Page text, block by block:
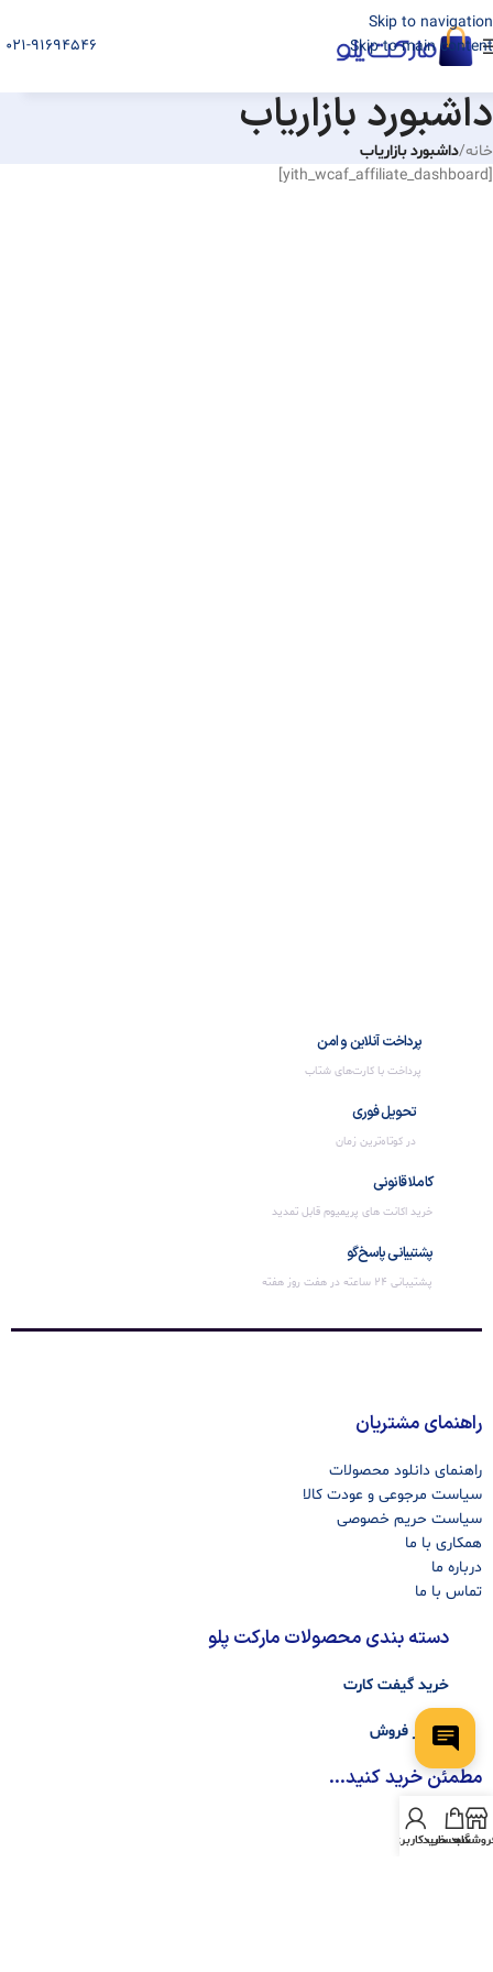
Skip to navigation
Skip to main content
021-91694546
داشبورد بازاریاب
خانه/داشبورد بازاریاب
[yith_wcaf_affiliate_dashboard]
پرداخت آنلاین و امن
پرداخت با کارت‌های شتاب
تحویل فوری
در کوتاه‌ترین زمان
کاملا قانونی
خرید اکانت های پریمیوم قابل تمدید
پشتیبانی پاسخ‌گو
پشتیبانی 24 ساعته در هفت روز هفته
راهنمای مشتریان
راهنمای دانلود محصولات
سیاست مرجوعی و عودت کالا
سیاست حریم خصوصی
همکاری با ما
درباره ما
تماس با ما
دسته بندی محصولات مارکت پلو
خرید گیفت کارت
فاکتور فروش
مطمئن خرید کنید...
سبد خرید
حساب کاربری من